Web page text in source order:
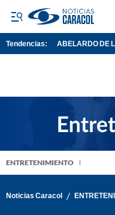
Tendencias: ABELARDO DE
ENTRETENIMIENTO
Noticias Caracol /